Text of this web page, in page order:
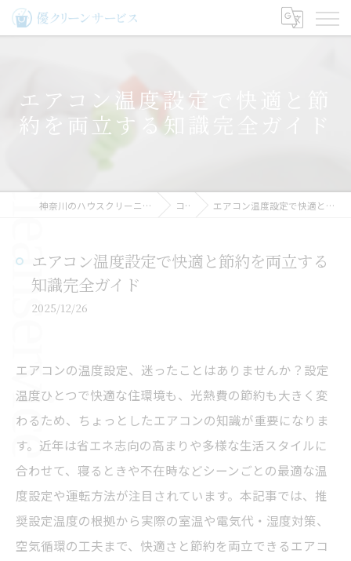
エアコン温度設定で快適と節
約を両立する知識完全ガイド
神奈川のハウスクリーニングなら優クリーンサービス コラム エアコン温度設定で快適と節約を両立する知識完全ガイド
エアコン温度設定で快適と節約を両立する
知識完全ガイド
2025/12/26
エアコンの温度設定、迷ったことはありませんか？設定
温度ひとつで快適な住環境も、光熱費の節約も大きく変
わるため、ちょっとしたエアコンの知識が重要になりま
す。近年は省エネ志向の高まりや多様な生活スタイルに
合わせて、寝るときや不在時などシーンごとの最適な温
度設定や運転方法が注目されています。本記事では、推
奨設定温度の根拠から実際の室温や電気代・湿度対策、
空気循環の工夫まで、快適さと節約を両立できるエアコ